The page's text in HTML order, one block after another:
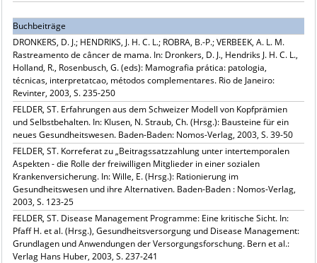
Buchbeiträge
DRONKERS, D. J.; HENDRIKS, J. H. C. L.; ROBRA, B.-P.; VERBEEK, A. L. M.
Rastreamento de câncer de mama. In: Dronkers, D. J., Hendriks J. H. C. L.,
Holland, R., Rosenbusch, G. (eds): Mamografia prática: patologia,
técnicas, interpretatcao, métodos complementares. Rio de Janeiro:
Revinter, 2003, S. 235-250
FELDER, ST. Erfahrungen aus dem Schweizer Modell von Kopfprämien
und Selbstbehalten. In: Klusen, N. Straub, Ch. (Hrsg.): Bausteine für ein
neues Gesundheitswesen. Baden-Baden: Nomos-Verlag, 2003, S. 39-50
FELDER, ST. Korreferat zu „Beitragssatzzahlung unter intertemporalen
Aspekten - die Rolle der freiwilligen Mitglieder in einer sozialen
Krankenversicherung. In: Wille, E. (Hrsg.): Rationierung im
Gesundheitswesen und ihre Alternativen. Baden-Baden : Nomos-Verlag,
2003, S. 123-25
FELDER, ST. Disease Management Programme: Eine kritische Sicht. In:
Pfaff H. et al. (Hrsg.), Gesundheitsversorgung und Disease Management:
Grundlagen und Anwendungen der Versorgungsforschung. Bern et al.:
Verlag Hans Huber, 2003, S. 237-241